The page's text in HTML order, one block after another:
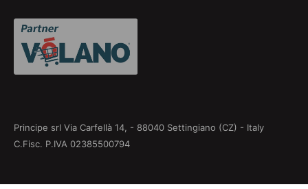
Principe srl Via Carfellà 14, - 88040 Settingiano (CZ) - Italy
C.Fisc. P.IVA 02385500794